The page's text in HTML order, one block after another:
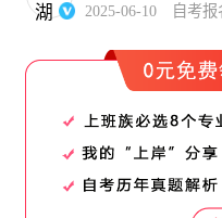
2025-06-10 自考报